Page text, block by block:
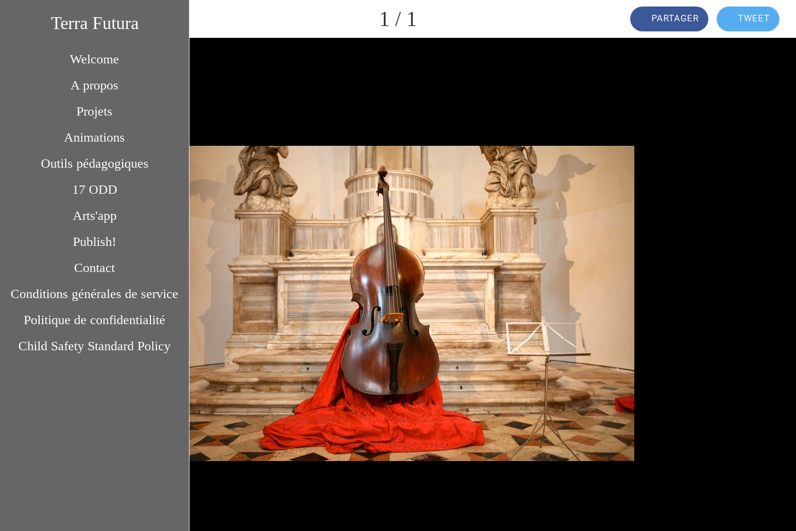
Terra Futura
Welcome
A propos
Projets
Animations
Outils pédagogiques
17 ODD
Arts'app
Publish!
Contact
Conditions générales de service
Politique de confidentialité
Child Safety Standard Policy
1 / 1 PARTAGER TWEET